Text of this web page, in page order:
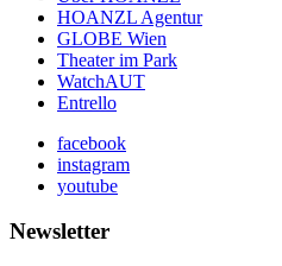
HOANZL Agentur
GLOBE Wien
Theater im Park
WatchAUT
Entrello
facebook
instagram
youtube
Newsletter